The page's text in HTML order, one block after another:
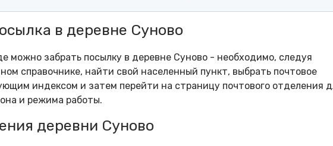
в деревне Суново
можно забрать посылку в деревне Суново - необходимо, следуя
справочнике, найти свой населенный пункт, выбрать почтовое
индексом и затем перейти на страницу почтового отделения
и режима работы.
деревни Суново